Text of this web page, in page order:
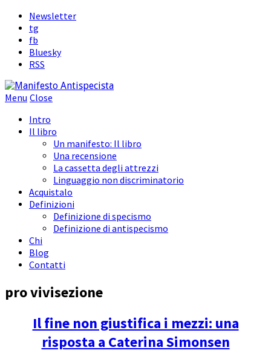
Newsletter
tg
fb
Bluesky
RSS
Menu Close
Intro
Il libro
Un manifesto: Il libro
Una recensione
La cassetta degli attrezzi
Linguaggio non discriminatorio
Acquistalo
Definizioni
Definizione di specismo
Definizione di antispecismo
Chi
Blog
Contatti
pro vivisezione
Il fine non giustifica i mezzi: una
risposta a Caterina Simonsen